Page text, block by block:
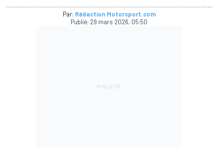
Par: Rédaction Motorsport.com
Publié: 29 mars 2026, 05:50